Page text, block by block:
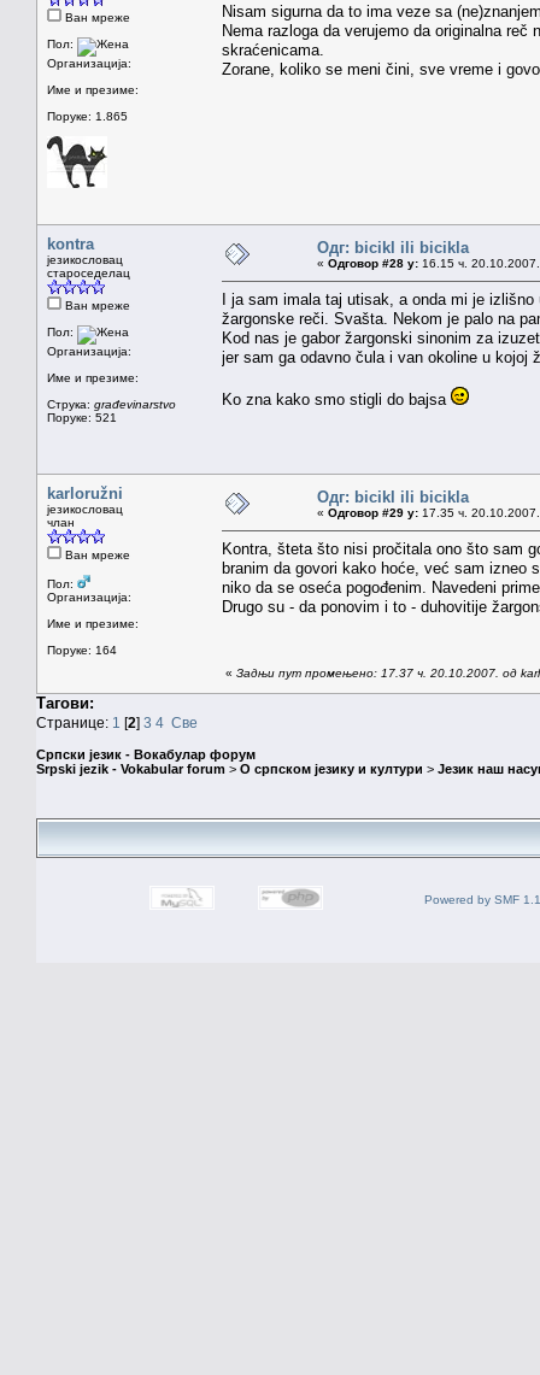
Ван мреже
Пол:
Организација:
Име и презиме:
Поруке: 1.865
Nisam sigurna da to ima veze sa
Nema razloga da verujemo da originalna
skraćenicama.
Zorane, koliko se meni čini, sve vreme i
kontra
језикословац
староседелац
Ван мреже
Пол:
Организација:
Име и презиме:
Струка: građevinarstvo
Поруке: 521
Одг: bicikl ili bicikla
« Одговор #28 у: 16.15 ч.
I ja sam imala taj utisak, a onda mi je
žargonske reči. Svašta. Nekom je palo na
Kod nas je gabor žargonski sinonim za
jer sam ga odavno čula i van okoline u kojoj
Ko zna kako smo stigli do bajsa
karloružni
језикословац
члан
Ван мреже
Пол:
Организација:
Име и презиме:
Поруке: 164
Одг: bicikl ili bicikla
« Одговор #29 у: 17.35 ч.
Kontra, šteta što nisi pročitala ono što sam
branim da govori kako hoće, već sam izneo
niko da se oseća pogođenim. Navedeni
Drugo su - da ponovim i to - duhovitije
« Задњи пут промењено: 17.37 ч. 20.10.2007. од
Тагови:
Странице: 1 [2] 3 4 Све
Српски језик - Вокабулар форум
Srpski jezik - Vokabular forum > О српском језику и култури > Језик наш
Powered by SMF